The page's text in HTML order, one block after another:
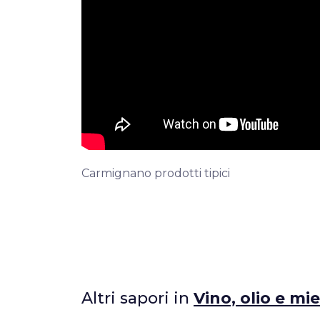
Carmignano prodotti tipici
Altri sapori in Vino, olio e